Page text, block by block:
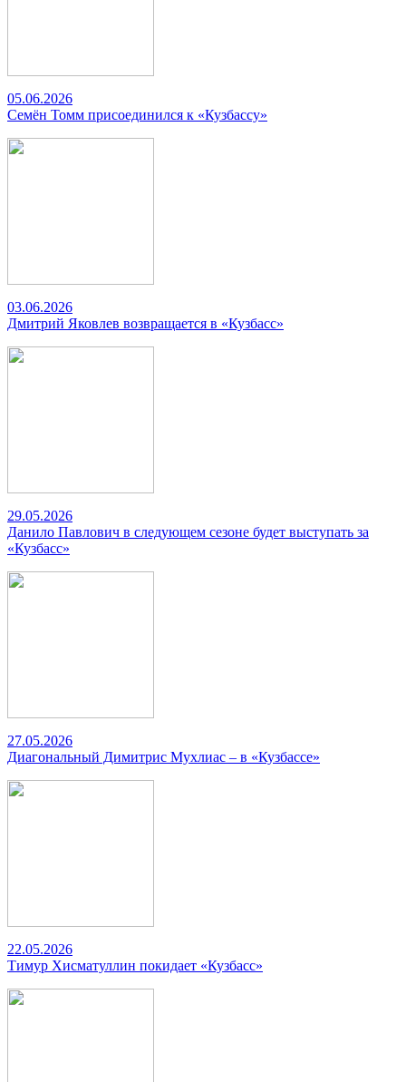
05.06.2026
Семён Томм присоединился к «Кузбассу»
03.06.2026
Дмитрий Яковлев возвращается в «Кузбасс»
29.05.2026
Данило Павлович в следующем сезоне будет выступать за
«Кузбасс»
27.05.2026
Диагональный Димитрис Мухлиас – в «Кузбассе»
22.05.2026
Тимур Хисматуллин покидает «Кузбасс»